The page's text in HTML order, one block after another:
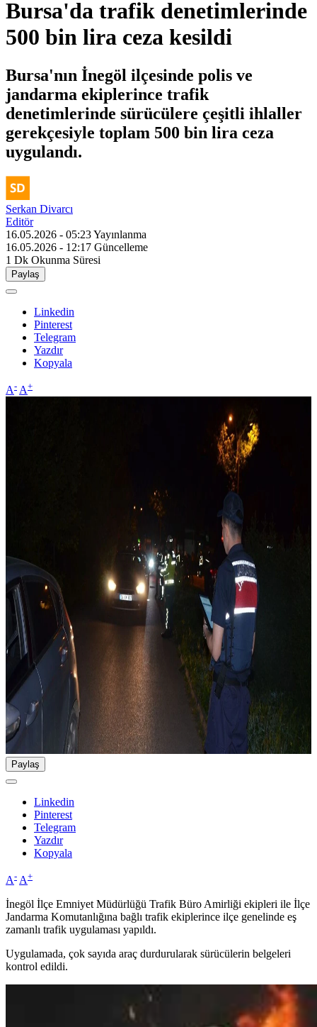
Bursa'da trafik denetimlerinde
500 bin lira ceza kesildi
Bursa'nın İnegöl ilçesinde polis ve
jandarma ekiplerince trafik
denetimlerinde sürücülere çeşitli ihlaller
gerekçesiyle toplam 500 bin lira ceza
uygulandı.
Serkan Divarcı
Editör
16.05.2026 - 05:23Yayınlanma
16.05.2026 - 12:17 Güncelleme
1 Dk Okunma Süresi
Paylaş
Linkedin
Pinterest
Telegram
Yazdır
Kopyala
A- A+
Paylaş
Linkedin
Pinterest
Telegram
Yazdır
Kopyala
A- A+
İnegöl İlçe Emniyet Müdürlüğü Trafik Büro Amirliği ekipleri ile İlçe
Jandarma Komutanlığına bağlı trafik ekiplerince ilçe genelinde eş
zamanlı trafik uygulaması yapıldı.
Uygulamada, çok sayıda araç durdurularak sürücülerin belgeleri
kontrol edildi.